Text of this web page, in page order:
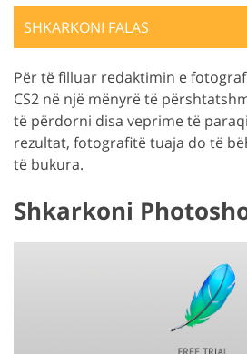
SHKARKONI FALAS
Për të filluar redaktimin e
CS2 në një mënyrë të
të përdorni disa veprime të
rezultat, fotografitë tuaja do të
të bukura.
Shkarkoni